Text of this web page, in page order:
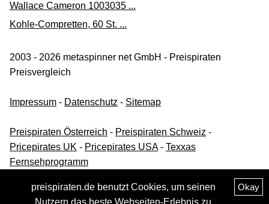
Wallace Cameron 1003035 ...
Kohle-Compretten, 60 St. ...
2003 - 2026 metaspinner net GmbH - Preispiraten
Preisvergleich
Impressum - Datenschutz - Sitemap
Preispiraten Österreich - Preispiraten Schweiz -
Pricepirates UK - Pricepirates USA- Texxas
Fernsehprogramm
Okay
preispiraten.de benutzt Cookies, um seinen
Nutzern das beste Webseiten-Erlebnis zu